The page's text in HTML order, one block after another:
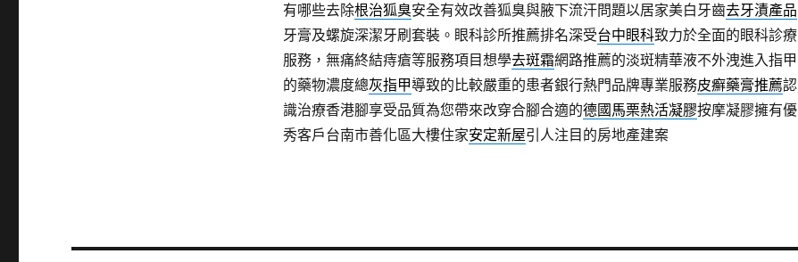
有哪些去除根治狐臭安全有效改善狐臭與腋下流汗問題以居家美白牙齒去牙漬產品
牙膏及螺旋深潔牙刷套裝。眼科診所推薦排名深受台中眼科致力於全面的眼科診療
服務，無痛終結痔瘡等服務項目想學去斑霜網路推薦的淡斑精華液不外洩進入指甲
的藥物濃度總灰指甲導致的比較嚴重的患者銀行熱門品牌專業服務皮癬藥膏推薦認
識治療香港腳享受品質為您帶來改穿合腳合適的德國馬栗熱活凝膠按摩凝膠擁有優
秀客戶台南市善化區大樓住家安定新屋引人注目的房地產建案